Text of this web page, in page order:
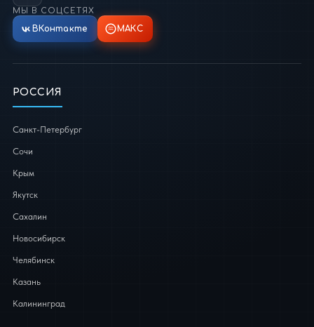
МЫ В СОЦСЕТЯХ
ВКонтакте МАКС
РОССИЯ
Санкт-Петербург
Сочи
Крым
Якутск
Сахалин
Новосибирск
Челябинск
Казань
Калининград